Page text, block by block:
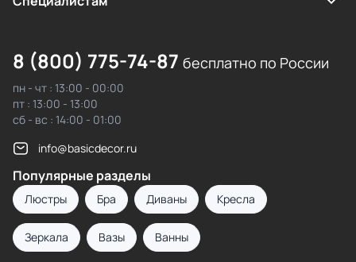
8 (800) 775-74-87 бесплатно по России
пн - чт : 13:00 - 00:00
пт : 13:00 - 13:00
сб - вс : 14:00 - 01:00
info@basicdecor.ru
Популярные разделы
Люстры Бра Диваны Кресла
Зеркала Вазы Ванны